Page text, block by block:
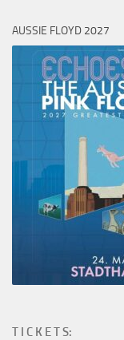
AUSSIE FLOYD 2027
T I C K E T S: